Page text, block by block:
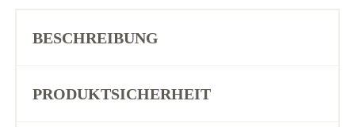
BESCHREIBUNG
PRODUKTSICHERHEIT